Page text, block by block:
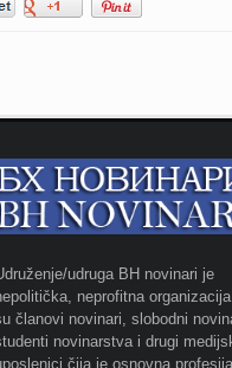
udruga BH novinari je
neprofitna
članovi novinari, slobodni
novinarstva i drugi
čija je osnovna profesija